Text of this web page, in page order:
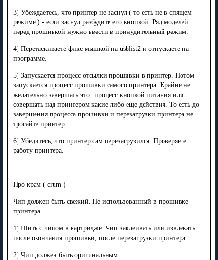
3) Убеждаетесь, что принтер не заснул ( то есть не в спящем
режиме ) - если заснул разбудите его кнопкой. Ряд моделей
перед прошивкой нужно ввести в принудительный режим.
4) Перетаскиваете фикс мышкой на usblist2 и отпускаете на
программе.
5) Запускается процесс отсылки прошивки в принтер. Потом
запускается процесс прошивки самого принтера. Крайне не
желательно завершать этот процесс кнопкой питания или
совершать над принтером какие либо еще действия. То есть до
завершения процесса прошивки и перезагрузки принтера не
трогайте принтер.
6) Убедитесь, что принтер сам перезагрузился. Проверяете
работу принтера.
Про крам ( crum )
Чип должен быть свежий. Не использованный в прошивке
принтера
1) Шить с чипом в картридже. Чип заклеивать или извлекать
после окончания прошивки, после перезагрузки принтера.
2) Чип должен быть оригинальным.